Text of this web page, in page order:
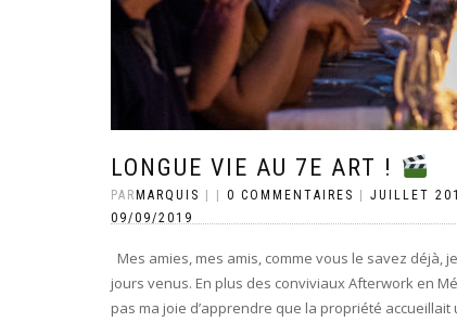
LONGUE VIE AU 7E ART !
PAR MARQUIS
09/09/2019
0 COMMENTAIRES JUILLET
Mes amies, mes amis, comme vous le savez
jours venus. En plus des conviviaux Afterwork en
pas ma joie d’apprendre que la propriété